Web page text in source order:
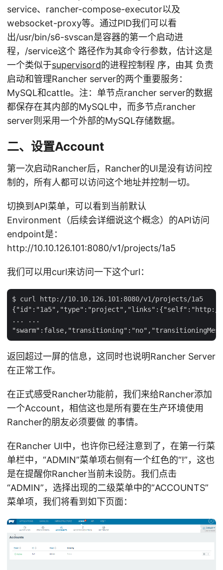
service、rancher-compose-executor以及
websocket-proxy等。通过PID我们可以看
出/usr/bin/s6-svscan是容器的第一个启动进
程，/service这个 路径作为其命令行参数，估计这是
一个类似于supervisord的进程控制程 序，由其 负责
启动和管理Rancher server的两个重要服务：
MySQL和cattle。注：单节点rancher server的数据
都保存在其内部的MySQL中，而多节点rancher
server则采用一个外部的MySQL存储数据。
二、设置Account
第一次启动Rancher后，Rancher的UI是没有访问控
制的，所有人都可以访问这个地址并控制一切。
切换到API菜单，可以看到当前默认
Environment（后续会详细说这个概念）的API访问
endpoint是：
http://10.10.126.101:8080/v1/projects/1a5
我们可以用curl来访问一下这个url：
$ curl http://10.10.126.101:8080/v1/projects/1a5
{"id":"1a5","type":"project","links":{"self":"http://
... ...
返回超过一屏的信息，这同时也说明Rancher Server
在正常工作。
在正式感受Rancher功能前，我们来给Rancher添加
一个Account，相信这也是所有要在生产环境使用
Rancher的朋友必须要做 的事情。
在Rancher UI中，也许你已经注意到了，在第一行菜
单栏中，“ADMIN”菜单项右侧有一个红色的“!”，这也
是在提醒你Rancher当前未设防。我们点击
“ADMIN”，选择出现的二级菜单中的”ACCOUNTS”
菜单项，我们将看到如下页面：